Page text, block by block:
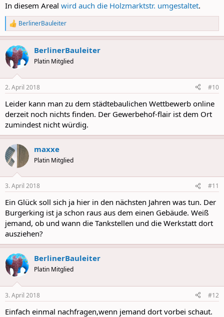
In diesem Areal wird auch die Holzmarktstr. umgestaltet.
R
e
a
c
t
i
s
BerlinerBauleiter
BerlinerBauleiter
Platin Mitglied
2. April 2018 #10
Leider kann man zu dem städtebaulichen Wettbewerb online
derzeit noch nichts finden. Der Gewerbehof-flair ist dem Ort
zumindest nicht würdig.
maxxe
Platin Mitglied
3. April 2018 #11
Ein Glück soll sich ja hier in den nächsten Jahren was tun. Der
Burgerking ist ja schon raus aus dem einen Gebäude. Weiß
jemand, ob und wann die Tankstellen und die Werkstatt dort
ausziehen?
BerlinerBauleiter
Platin Mitglied
3. April 2018 #12
Einfach einmal nachfragen,wenn jemand dort vorbei schaut.